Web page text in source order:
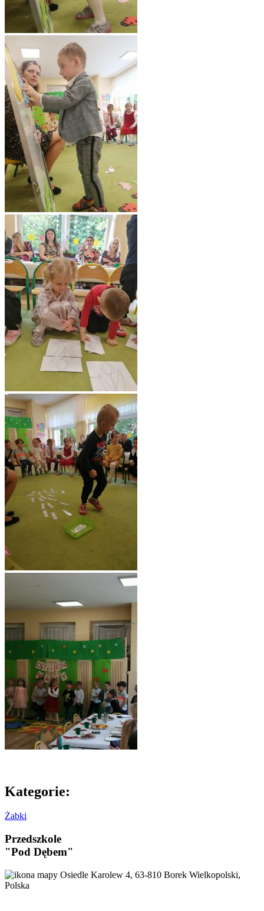
Kategorie:
Żabki
Przedszkole
"Pod Dębem"
Osiedle Karolew 4, 63-810 Borek Wielkopolski,
Polska